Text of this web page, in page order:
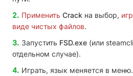
Применить Crack на выбор,
виде чистых файлов.
Запустить FSD.exe (или
отдельном случае).
Играть, язык меняется в